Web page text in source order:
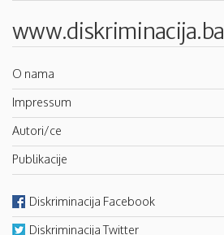
www.diskriminacija.ba
O nama
Impressum
Autori/ce
Publikacije
Diskriminacija Facebook
Diskriminacija Twitter